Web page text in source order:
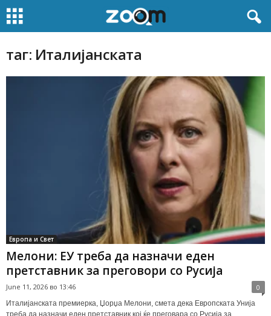
таг: Италијанската
Европа и Свет
Мелони: ЕУ треба да назначи еден
претставник за преговори со Русија
June 11, 2026 во 13:46 0
Италијанската премиерка, Џорџа Мелони, смета дека Европската Унија
треба да назначи еден претставник кој ќе преговара со Русија за